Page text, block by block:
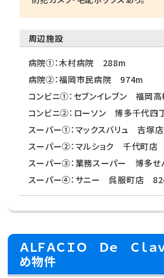
周辺施設
病院①：木村病院 288m
病院②：福岡市民病院 974m
コンビニ①：セブンイレブン 福岡
コンビニ②：ローソン 博多千代
スーパー①：マックスバリュ 吉塚
スーパー②：マルショク 千代町
スーパー③：業務スーパー 博多
スーパー④：サニー 呉服町店
ＡＬＦＡＣＩＯ Ｄｅ Ｃｌａ
め物件